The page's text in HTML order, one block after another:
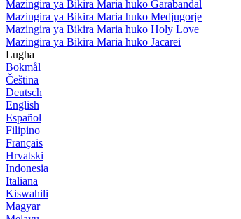
Mazingira ya Bikira Maria huko Garabandal
Mazingira ya Bikira Maria huko Medjugorje
Mazingira ya Bikira Maria huko Holy Love
Mazingira ya Bikira Maria huko Jacarei
Lugha
Bokmål
Čeština
Deutsch
English
Español
Filipino
Français
Hrvatski
Indonesia
Italiana
Kiswahili
Magyar